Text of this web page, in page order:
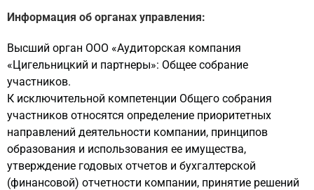
Информация об органах управления:
Высший орган ООО «Аудиторская компания
«Цигельницкий и партнеры»: Общее собрание
участников.
К исключительной компетенции Общего собрания
участников относятся определение приоритетных
направлений деятельности компании, принципов
образования и использования ее имущества,
утверждение годовых отчетов и бухгалтерской
(финансовой) отчетности компании, принятие решений